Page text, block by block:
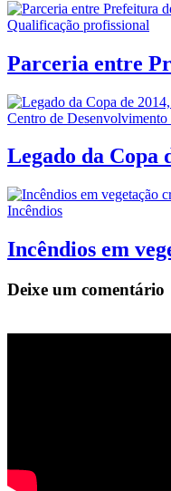
Qualificação profissional
Parceria entre
Centro de Desenvolvimento
Legado da Copa
Incêndios
Incêndios em
Deixe um comentário